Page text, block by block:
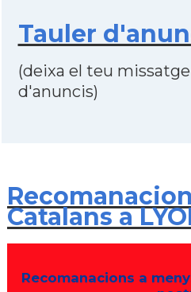
Tauler
(deixa el teu
d'anuncis)
Catalans a
Recomanacions a